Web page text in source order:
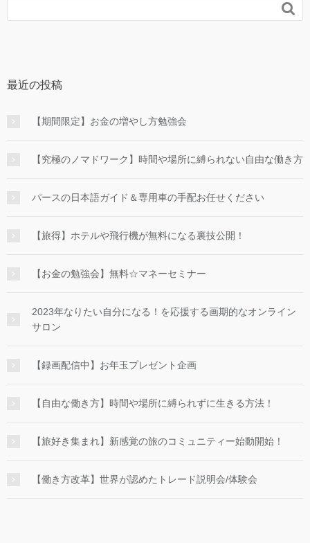

最近の投稿
【期間限定】お金の増やし方勉強会
【究極のノマドワーク】時間や場所に縛られない自由な働き方
パースの日本語ガイド＆専用車の手配お任せください
【旅得】ホテルや飛行機が無料になる裏技公開！
【お金の勉強会】無料☆マネーセミナー
2023年なりたい自分になる！を応援する画期的なオンライン
サロン
【録画配信中】お年玉プレゼント企画
【自由な働き方】時間や場所に縛られずに生きる方法！
【旅好き集まれ】新感覚の旅のコミュニティー始動開始！
【働き方改革】世界が認めたトレード説明会/体験会